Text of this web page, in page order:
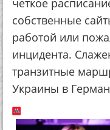
четкое
собственные
работой или
инцидента.
транзитные
Украины в